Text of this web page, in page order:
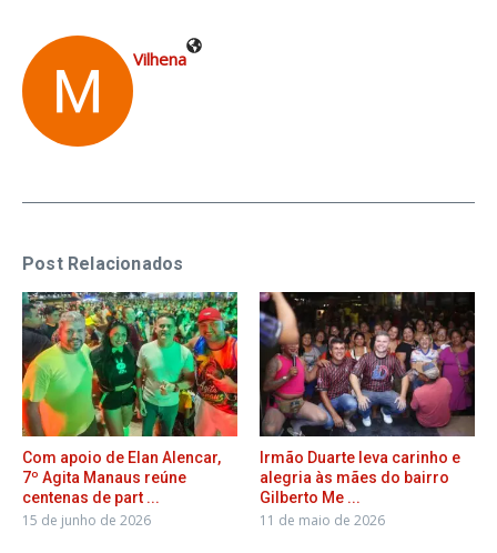
Vilhena
Post Relacionados
Com apoio de Elan Alencar,
7º Agita Manaus reúne
centenas de part ...
15 de junho de 2026
Irmão Duarte leva carinho e
alegria às mães do bairro
Gilberto Me ...
11 de maio de 2026